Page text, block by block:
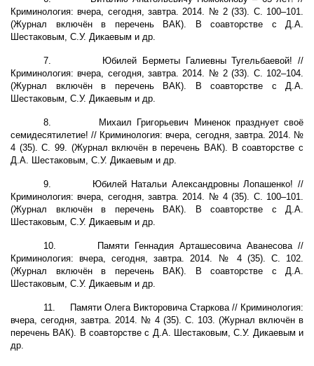
Криминология: вчера, сегодня, завтра. 2014. № 2 (33). С. 100–101.
(Журнал включён в перечень ВАК). В соавторстве с Д.А.
Шестаковым, С.У. Дикаевым и др.
7.
Юбилей Берметы Галиевны Тугельбаевой! //
Криминология: вчера, сегодня, завтра. 2014. № 2 (33). С. 102–104.
(Журнал включён в перечень ВАК). В соавторстве с Д.А.
Шестаковым, С.У. Дикаевым и др.
8.
Михаил Григорьевич Миненок празднует своё
семидесятилетие! // Криминология: вчера, сегодня, завтра. 2014. №
4 (35). С. 99. (Журнал включён в перечень ВАК). В соавторстве с
Д.А. Шестаковым, С.У. Дикаевым и др.
9.
Юбилей Натальи Александровны Лопашенко! //
Криминология: вчера, сегодня, завтра. 2014. № 4 (35). С. 100–101.
(Журнал включён в перечень ВАК). В соавторстве с Д.А.
Шестаковым, С.У. Дикаевым и др.
10.
Памяти Геннадия Арташесовича Аванесова //
Криминология: вчера, сегодня, завтра. 2014. № 4 (35). С. 102.
(Журнал включён в перечень ВАК). В соавторстве с Д.А.
Шестаковым, С.У. Дикаевым и др.
11.
Памяти Олега Викторовича Старкова // Криминология:
вчера, сегодня, завтра. 2014. № 4 (35). С. 103. (Журнал включён в
перечень ВАК). В соавторстве с Д.А. Шестаковым, С.У. Дикаевым и
др.